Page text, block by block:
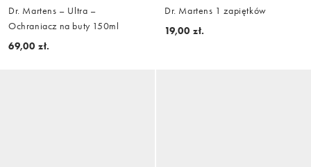
Dr. Martens – Ultra –
Ochraniacz na buty 150ml
69,00 zł.
Dr. Martens 1 zapiętków
19,00 zł.